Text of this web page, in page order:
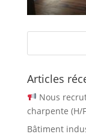
Articles
Nous
charpente (H/
Bâtiment